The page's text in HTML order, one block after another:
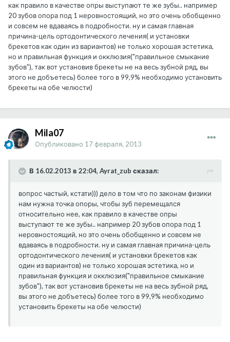
как правило в качестве опры выступают те же зубы.. например
20 зубов опора под 1 неровностоящий, но это очень обобщенно
и совсем не вдаваясь в подробности. ну и самая главная
причина-цель ортодонтического лечения( и установки
брекетов как один из вариантов) не только хорошая эстетика,
но и правильная функция и окклюзия("правильное смыкание
зубов"), так вот установив брекеты не на весь зубной ряд, вы
этого не добъетесь) более того в 99,9% необходимо установить
брекеты на обе челюсти)
Mila07
Опубликовано 17 февраля, 2013
В 16.02.2013 в 22:04, Ayrat_zub сказал:
вопрос частый, кстати))) дело в том что по законам физики
нам нужна точка опоры, чтобы зуб перемещался
относительно нее, как правило в качестве опры
выступают те же зубы.. например 20 зубов опора под 1
неровностоящий, но это очень обобщенно и совсем не
вдаваясь в подробности. ну и самая главная причина-цель
ортодонтического лечения( и установки брекетов как
один из вариантов) не только хорошая эстетика, но и
правильная функция и окклюзия("правильное смыкание
зубов"), так вот установив брекеты не на весь зубной ряд,
вы этого не добъетесь) более того в 99,9% необходимо
установить брекеты на обе челюсти)